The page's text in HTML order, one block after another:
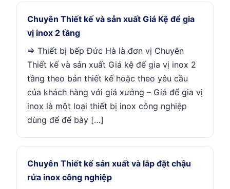
Chuyên Thiết kế và sản xuất Giá Kệ để gia
vị inox 2 tầng
=> Thiết bị bếp Đức Hà là đơn vị Chuyên
Thiết kế và sản xuất Giá kệ để gia vị inox 2
tầng theo bản thiết kế hoặc theo yêu cầu
của khách hàng với giá xưởng – Giá để gia vị
inox là một loại thiết bị inox công nghiệp
dùng để để bày […]
Chuyên Thiết kế sản xuất và lắp đặt chậu
rửa inox công nghiệp